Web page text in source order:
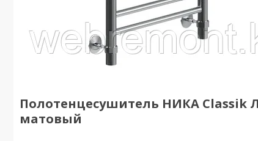
Полотенцесушитель НИКА Classik
матовый